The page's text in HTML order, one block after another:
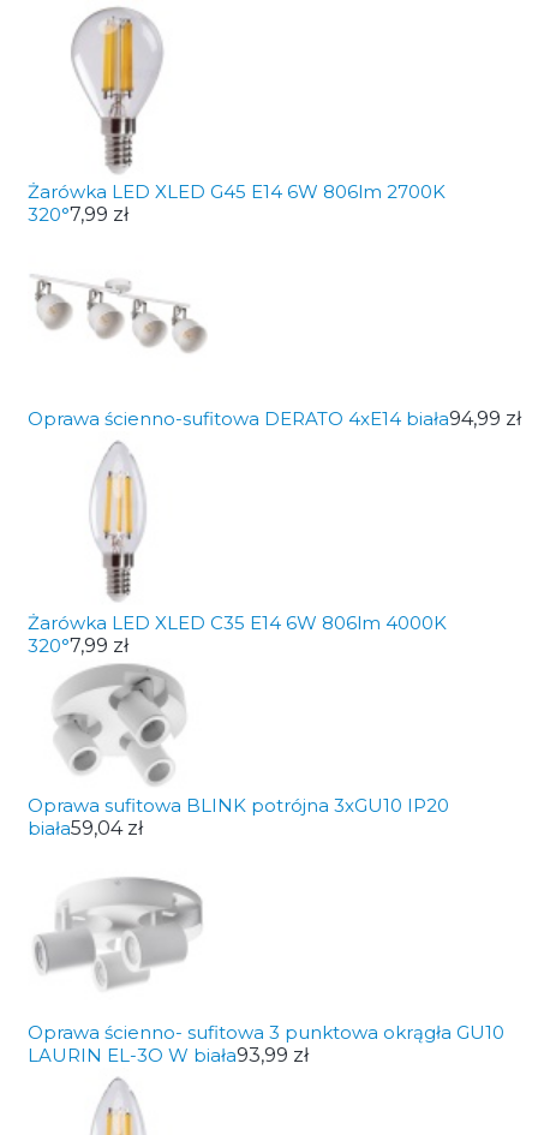
Żarówka LED XLED G45 E14 6W 806lm 2700K
320°7,99 zł
Oprawa ścienno-sufitowa DERATO 4xE14 biała94,99 zł
Żarówka LED XLED C35 E14 6W 806lm 4000K
320°7,99 zł
Oprawa sufitowa BLINK potrójna 3xGU10 IP20
biała59,04 zł
Oprawa ścienno- sufitowa 3 punktowa okrągła GU10
LAURIN EL-3O W biała93,99 zł